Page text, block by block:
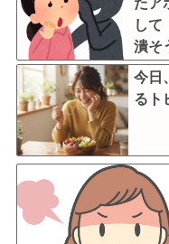
たア
して
潰そ
今日
るト